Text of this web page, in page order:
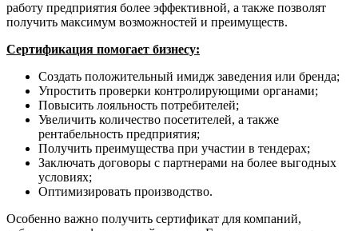
работу предприятия более эффективной, а также позволят
получить максимум возможностей и преимуществ.
Сертификация помогает бизнесу:
Создать положительный имидж заведения или бренда;
Упростить проверки контролирующими органами;
Повысить лояльность потребителей;
Увеличить количество посетителей, а также
рентабельность предприятия;
Получить преимущества при участии в тендерах;
Заключать договоры с партнерами на более выгодных
условиях;
Оптимизировать производство.
Особенно важно получить сертификат для компаний,